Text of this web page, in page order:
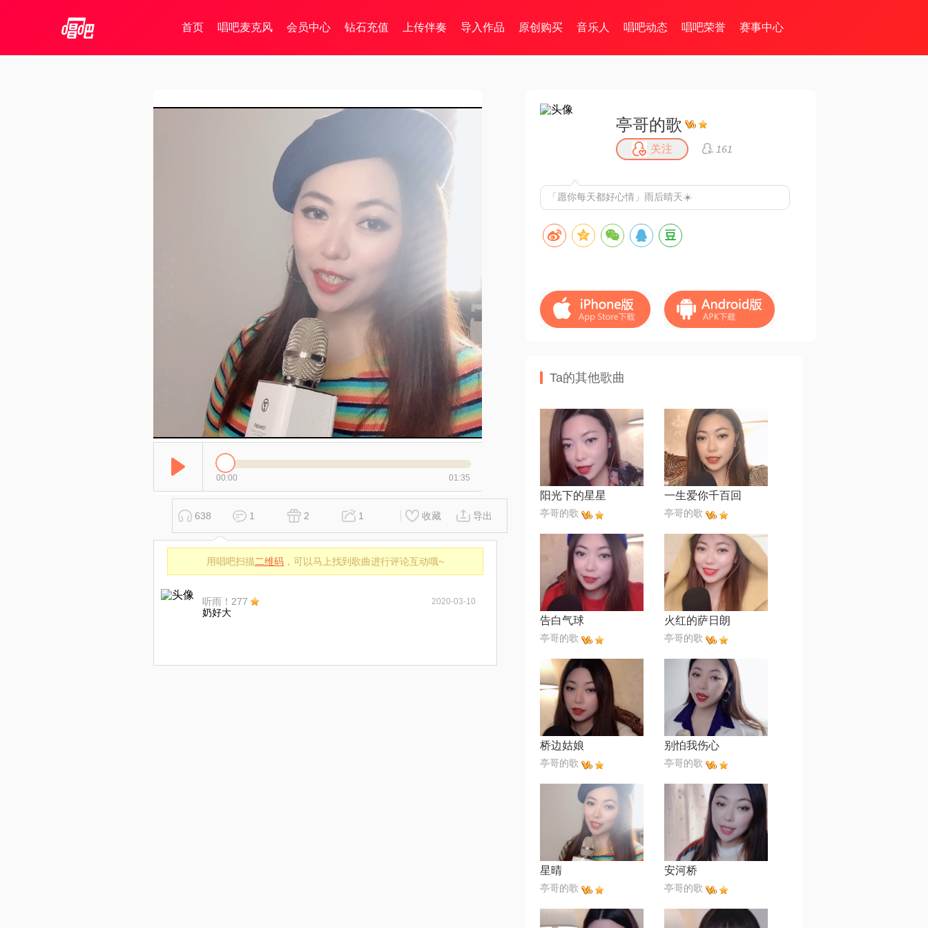
首页 唱吧麦克风 会员中心 钻石充值 上传伴奏 导入作品 原创购买 音乐人 唱吧动态 唱吧荣誉 赛事中心
00:00 01:35
638 1 2 1 收藏 导出
用唱吧扫描二维码 ，可以马上找到歌曲进行评论互动哦~
听雨！277 2020-03-10
奶好大
亭哥的歌
关注 161
「愿你每天都好心情」 雨后晴天☀️
Ta的其他歌曲
阳光下的星星
亭哥的歌
一生爱你千百回
亭哥的歌
告白气球
亭哥的歌
火红的萨日朗
亭哥的歌
桥边姑娘
亭哥的歌
别怕我伤心
亭哥的歌
星晴
亭哥的歌
安河桥
亭哥的歌